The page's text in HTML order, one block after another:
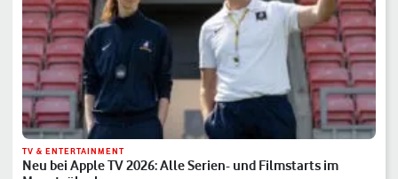
TV & ENTERTAINMENT
Neu bei Apple TV 2026: Alle Serien- und Filmstarts im